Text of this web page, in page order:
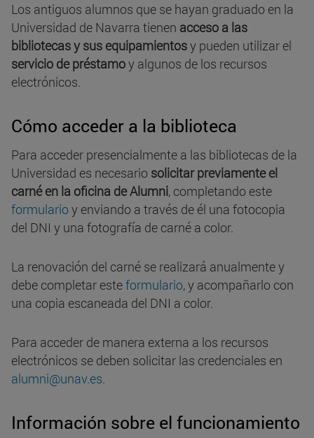
Los antiguos alumnos que se hayan graduado en la
Universidad de Navarra tienen acceso a las
bibliotecas y sus equipamientosy pueden utilizar el
servicio de préstamoy algunos de los recursos
electrónicos.
Cómo acceder a la biblioteca
Para acceder presencialmente a las bibliotecas de la
Universidad es necesario solicitar previamente el
carné en la oficina de Alumni, completando este
formularioy enviando a través de él una fotocopia
del DNI y una fotografía de carné a color.
La renovación del carné se realizará anualmente y
debe completar esteformulario, y acompañarlo con
una copia escaneada del DNI a color.
Para acceder de manera externa a los recursos
electrónicos se deben solicitar las credenciales en
alumni@unav.es.
Información sobre el funcionamiento